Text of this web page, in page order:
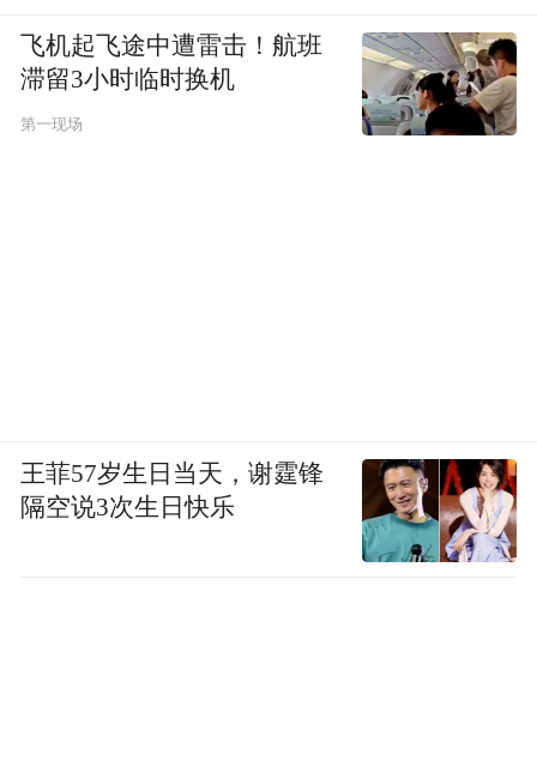
飞机起飞途中遭雷击！航班
滞留3小时临时换机
第一现场
王菲57岁生日当天，谢霆锋
隔空说3次生日快乐